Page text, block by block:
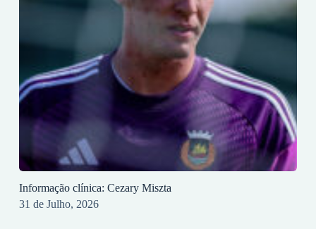
Informação clínica: Cezary Miszta
31 de Julho, 2026